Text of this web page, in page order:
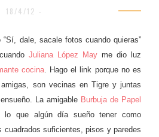
18/4/12 -
“Sí, dale, sacale fotos cuando quieras”
Juliana López May me dio luz
cocina. Hago el link porque no es
son vecinas en Tigre y juntas
La amigable Burbuja de Papel
lo que algún día sueño tener como
cuadrados suficientes, pisos y paredes